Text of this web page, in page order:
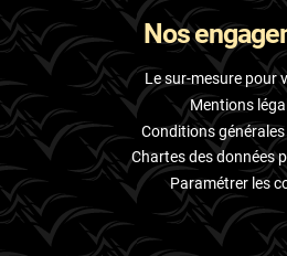
Nos
Le sur-mesure pour
Mentions
Conditions
Chartes des données
Paramétrer les